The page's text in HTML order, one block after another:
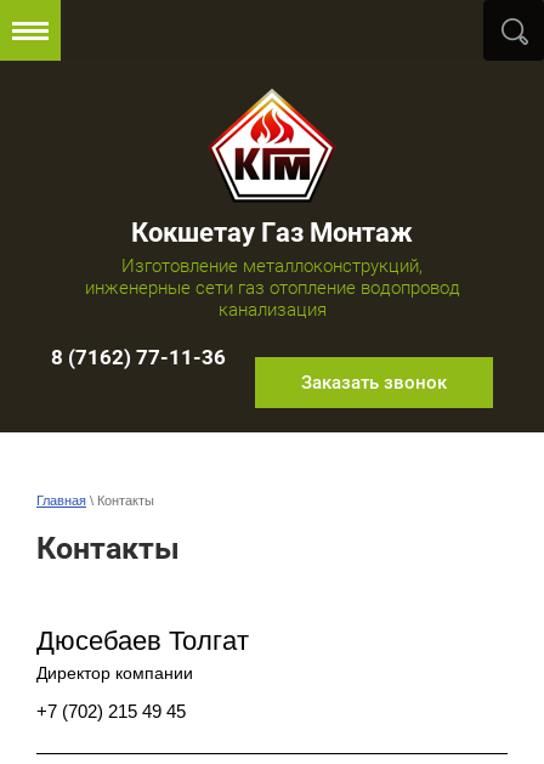
Кокшетау Газ Монтаж
Изготовление металлоконструкций,
инженерные сети газ отопление водопровод
канализация
8 (7162) 77-11-36
Заказать звонок
Главная \ Контакты
Контакты
Дюсебаев Толгат
Директор компании
+7 (702) 215 49 45